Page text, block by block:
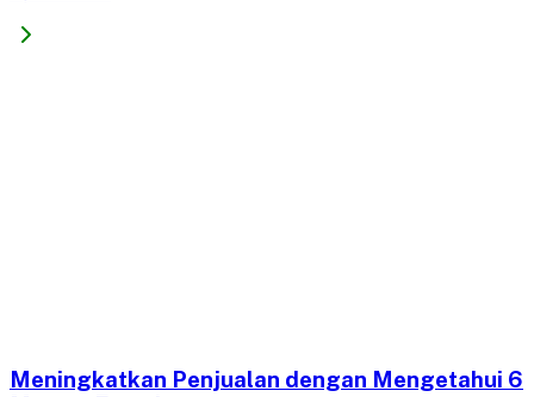
Meningkatkan Penjualan dengan Mengetahui 6